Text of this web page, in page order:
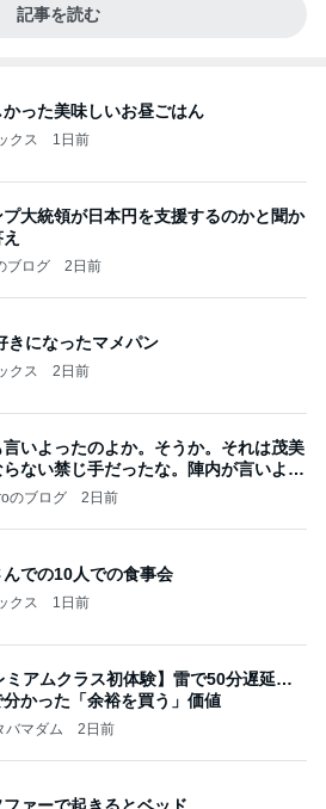
記事を読む
った美味しいお昼ごはん
クス 1日前
大統領が日本円を支援するのかと聞か
ブログ 2日前
きになったマメパン
クス 2日前
いよったのよか。そうか。それは茂美
ない禁じ手だったな。陣内が言いよる
のブログ 2日前
での10人での食事会
クス 1日前
ミアムクラス初体験】雷で50分遅延…
かった「余裕を買う」価値
バマダム 2日前
ァーで起きるとベッド